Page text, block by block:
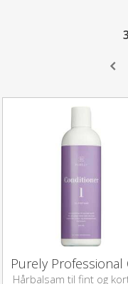
Hårbalsam til fint og